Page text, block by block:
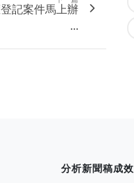
記案件馬上辦
...
分析新聞稿成效